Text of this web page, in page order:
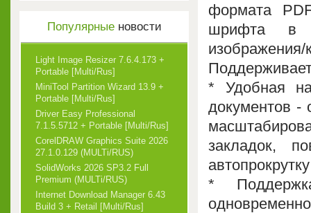
формата
шрифта в
* Удобная
документов -
закладок,
*
Популярныеновости
Light Image Resizer 7.6.4.173 +
Portable [Multi/Rus]
MiniTool Partition Wizard 13.9 +
Portable [Multi/Rus]
Driver Easy Professional
7.1.5.5712 + Portable [Multi/Rus]
CorelDRAW Graphics Suite 2026
27.1.0.129 (MULTi/RUS)
SolidWorks 2026 SP3.2 Full
Premium (MULTi/RUS)
Internet Download Manager 6.43
Build 3 + Retail [Multi/Rus]